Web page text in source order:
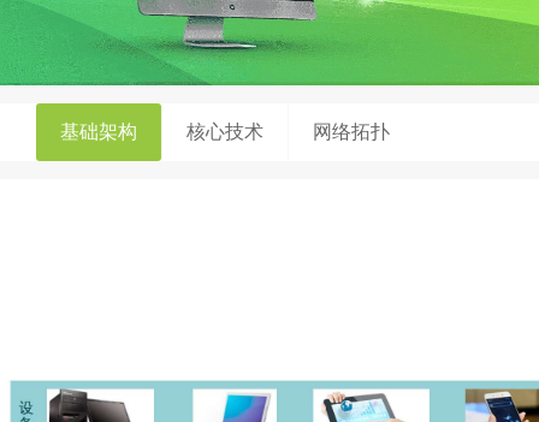
基础架构 核心技术 网络拓扑